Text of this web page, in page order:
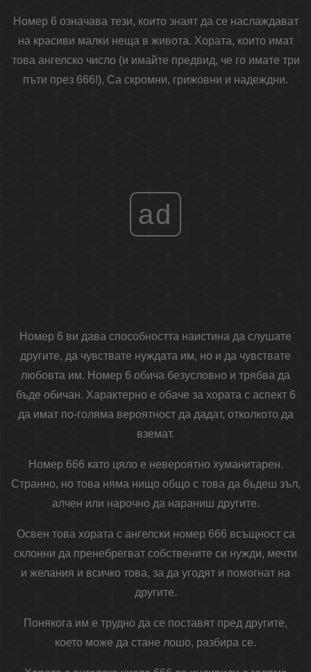
Номер 6 означава тези, които знаят да се наслаждават
на красиви малки неща в живота. Хората, които имат
това ангелско число (и имайте предвид, че го имате три
пъти през 666!), Са скромни, грижовни и надеждни.
ad
Номер 6 ви дава способността наистина да слушате
другите, да чувствате нуждата им, но и да чувствате
любовта им. Номер 6 обича безусловно и трябва да
бъде обичан. Характерно е обаче за хората с аспект 6
да имат по-голяма вероятност да дадат, отколкото да
вземат.
Номер 666 като цяло е невероятно хуманитарен.
Странно, но това няма нищо общо с това да бъдеш зъл,
алчен или нарочно да нараниш другите.
Освен това хората с ангелски номер 666 всъщност са
склонни да пренебрегват собствените си нужди, мечти
и желания и всичко това, за да угодят и помогнат на
другите.
Понякога им е трудно да се поставят пред другите,
което може да стане лошо, разбира се.